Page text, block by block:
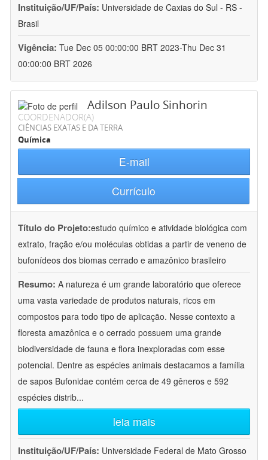
Instituição/UF/País: Universidade de Caxias do Sul - RS -
Brasil
Vigência: Tue Dec 05 00:00:00 BRT 2023-Thu Dec 31
00:00:00 BRT 2026
Adilson Paulo Sinhorin
COORDENADOR(A)
CIÊNCIAS EXATAS E DA TERRA
Química
E-mail
Currículo
Título do Projeto:estudo químico e atividade biológica com
extrato, fração e/ou moléculas obtidas a partir de veneno de
bufonídeos dos biomas cerrado e amazônico brasileiro
Resumo: A natureza é um grande laboratório que oferece
uma vasta variedade de produtos naturais, ricos em
compostos para todo tipo de aplicação. Nesse contexto a
floresta amazônica e o cerrado possuem uma grande
biodiversidade de fauna e flora inexploradas com esse
potencial. Dentre as espécies animais destacamos a família
de sapos Bufonidae contém cerca de 49 gêneros e 592
espécies distrib...
leia mais
Instituição/UF/País: Universidade Federal de Mato Grosso